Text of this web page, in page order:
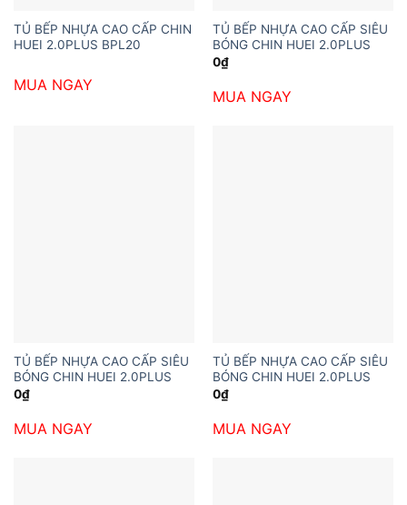
TỦ BẾP NHỰA CAO CẤP CHIN
HUEI 2.0PLUS BPL20
MUA NGAY
TỦ BẾP NHỰA CAO CẤP SIÊU
BÓNG CHIN HUEI 2.0PLUS
0₫
MUA NGAY
TỦ BẾP NHỰA CAO CẤP SIÊU
BÓNG CHIN HUEI 2.0PLUS
0₫
MUA NGAY
TỦ BẾP NHỰA CAO CẤP SIÊU
BÓNG CHIN HUEI 2.0PLUS
0₫
MUA NGAY